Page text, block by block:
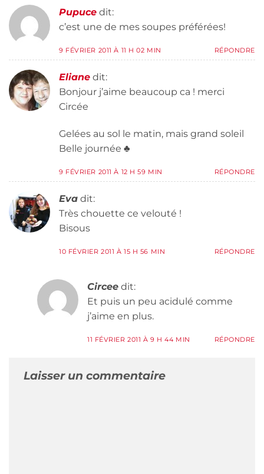
Pupuce dit:
c’est une de mes soupes préférées!
9 FÉVRIER 2011 À 11 H 02 MIN RÉPONDRE
Eliane dit:
Bonjour j’aime beaucoup ca ! merci
Circée
Gelées au sol le matin, mais grand soleil
Belle journée ♣
9 FÉVRIER 2011 À 12 H 59 MIN RÉPONDRE
Eva dit:
Très chouette ce velouté !
Bisous
10 FÉVRIER 2011 À 15 H 56 MIN RÉPONDRE
Circee dit:
Et puis un peu acidulé comme
j’aime en plus.
11 FÉVRIER 2011 À 9 H 44 MIN RÉPONDRE
Laisser un commentaire